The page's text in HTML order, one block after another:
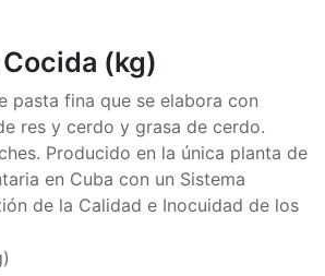
(kg)
pasta fina que se elabora con
res y cerdo y grasa de cerdo.
Producido en la única planta de
en Cuba con un Sistema
de la Calidad e Inocuidad de los